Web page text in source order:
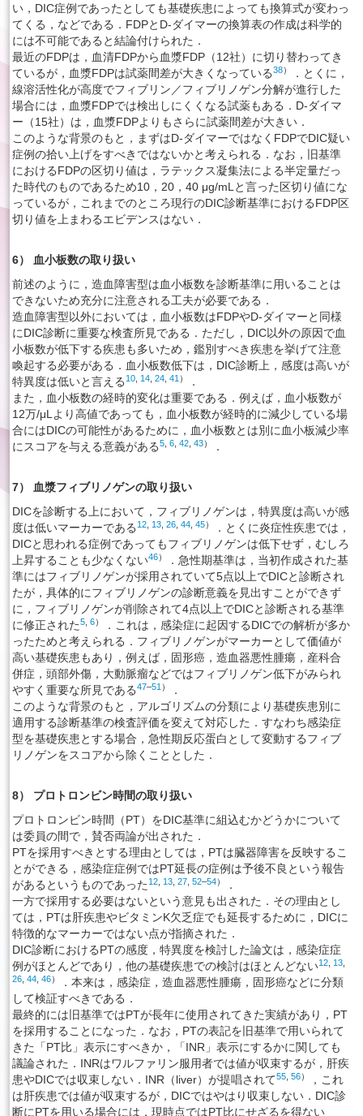
い，DIC症例であったとしても基礎疾患によっても換算式が変わっ
てくる，などである．FDPとD-ダイマーの換算表の作成は科学的
には不可能であると結論付けられた．
最近のFDPは，血清FDPから血漿FDP（12社）に切り替わってき
ているが，血漿FDPは試薬間差が大きくなっている38）
．とくに，
線溶活性化が高度でフィブリン／フィブリノゲン分解が進行した
場合には，血漿FDPでは検出しにくくなる試薬もある．D-ダイマ
ー（15社）は，血漿FDPよりもさらに試薬間差が大きい．
このような背景のもと，まずはD-ダイマーではなくFDPでDIC疑い
症例の拾い上げをすべきではないかと考えられる．なお，旧基準
におけるFDPの区切り値は，ラテックス凝集法による半定量だっ
た時代のものであるため10，20，40 μg/mLと言った区切り値にな
っているが，これまでのところ現行のDIC診断基準におけるFDP区
切り値を上まわるエビデンスはない．
6） 血小板数の取り扱い
前述のように，造血障害型は血小板数を診断基準に用いることは
できないため充分に注意される工夫が必要である．
造血障害型以外においては，血小板数はFDPやD-ダイマーと同様
にDIC診断に重要な検査所見である．ただし，DIC以外の原因で血
小板数が低下する疾患も多いため，鑑別すべき疾患を挙げて注意
喚起する必要がある．血小板数低下は，DIC診断上，感度は高いが
特異度は低いと言える 10 14 24 41 ）
．
また，血小板数の経時的変化は重要である．例えば，血小板数が
12万/μLより高値であっても，血小板数が経時的に減少している場
合にはDICの可能性があるために，血小板数とは別に血小板減少率
にスコアを与える意義がある5 6 42 43） ．
7） 血漿フィブリノゲンの取り扱い
DICを診断する上において，フィブリノゲンは，特異度は高いが感
度は低いマーカーである 12 13 26 44 45）
．とくに炎症性疾患では，
DICと思われる症例であってもフィブリノゲンは低下せず，むしろ
上昇することも少なくない46）
．急性期基準は，当初作成された基
準にはフィブリノゲンが採用されていて5点以上でDICと診断され
たが，具体的にフィブリノゲンの診断意義を見出すことができず
に，フィブリノゲンが削除されて4点以上でDICと診断される基準
に修正された5 6）
．これは，感染症に起因するDICでの解析が多か
ったためと考えられる．フィブリノゲンがマーカーとして価値が
高い基礎疾患もあり，例えば，固形癌，造血器悪性腫瘍，産科合
併症，頭部外傷，大動脈瘤などではフィブリノゲン低下がみられ
やすく重要な所見である47–51 ）
．
このような背景のもと，アルゴリズムの分類により基礎疾患別に
適用する診断基準の検査評価を変えて対応した．すなわち感染症
型を基礎疾患とする場合，急性期反応蛋白として変動するフィブ
リノゲンをスコアから除くこととした．
8） プロトロンビン時間の取り扱い
プロトロンビン時間（PT）をDIC基準に組込むかどうかについて
は委員の間で，賛否両論が出された．
PTを採用すべきとする理由としては，PTは臓器障害を反映するこ
とができる，感染症症例ではPT延長の症例は予後不良という報告
があるというものであった 12 13 27 52–54）
．
一方で採用する必要はないという意見も出された．その理由とし
ては，PTは肝疾患やビタミンK欠乏症でも延長するために，DICに
特徴的なマーカーではない点が指摘された．
DIC診断におけるPTの感度，特異度を検討した論文は，感染症症
例がほとんどであり，他の基礎疾患での検討はほとんどない12 13
26 44 46）
．本来は，感染症，造血器悪性腫瘍，固形癌などに分類
して検証すべきである．
最終的には旧基準ではPTが長年に使用されてきた実績があり，PT
を採用することになった．なお，PTの表記を旧基準で用いられて
きた「PT比」表示にすべきか，「INR」表示にするかに関しても
議論された．INRはワルファリン服用者では値が収束するが，肝疾
患やDICでは収束しない．INR（liver）が提唱されて55 56）
，これ
は肝疾患では値が収束するが，DICではやはり収束しない．DIC診
断にPTを用いる場合には，現時点ではPT比にせざるを得ない